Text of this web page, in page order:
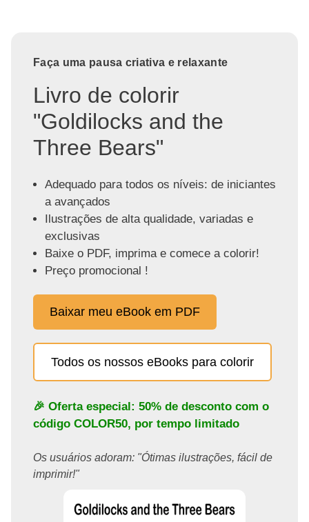
Faça uma pausa criativa e relaxante
Livro de colorir
"Goldilocks and the
Three Bears"
Adequado para todos os níveis: de iniciantes
a avançados
Ilustrações de alta qualidade, variadas e
exclusivas
Baixe o PDF, imprima e comece a colorir!
Preço promocional !
Baixar meu eBook em PDF
Todos os nossos eBooks para colorir
🎉 Oferta especial: 50% de desconto com o
código COLOR50, por tempo limitado
Os usuários adoram: "Ótimas ilustrações, fácil de
imprimir!"